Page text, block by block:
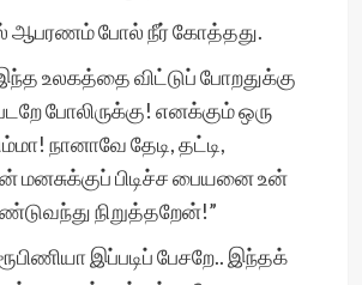
ஆபரணம் போல் நீர் கோத்தது.
உலகத்தை விட்டுப் போறதுக்கு
போலிருக்கு! எனக்கும் ஒரு
நானாவே தேடி, தட்டி,
மனசுக்குப் பிடிச்ச பையனை உன்
நிறுத்தறேன்!”
இப்படிப் பேசறே.. இந்தக்